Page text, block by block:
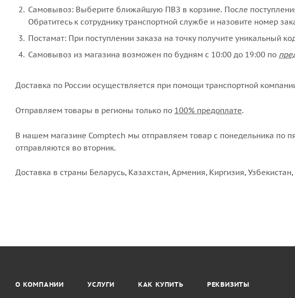
Самовывоз: Выберите ближайшую ПВЗ в корзине. После
Обратитесь к сотруднику транспортной службе и назовите номер
Постамат: При поступлении заказа на точку получите уникальный
Самовывоз из магазина возможен по будням с 10:00 до 19:00 по
Доставка по России осуществляется при помощи транспортной
Отправляем товары в регионы только по 100% предоплате.
В нашем магазине Comptech мы отправляем товар с понедельника по
отправляются во вторник.
Доставка в страны Беларусь, Казахстан, Армения, Киргизия,
О КОМПАНИИ УСЛУГИ КАК КУПИТЬ РЕКВИЗИТЫ